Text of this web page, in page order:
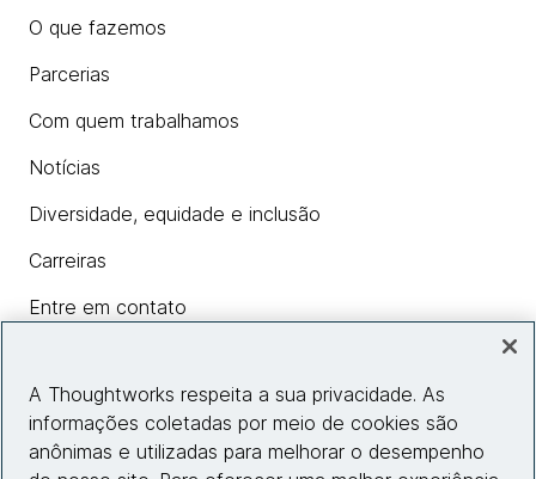
O que fazemos
Parcerias
Com quem trabalhamos
Notícias
Diversidade, equidade e inclusão
Carreiras
Entre em contato
Insights
A Thoughtworks respeita a sua privacidade. As
informações coletadas por meio de cookies são
anônimas e utilizadas para melhorar o desempenho